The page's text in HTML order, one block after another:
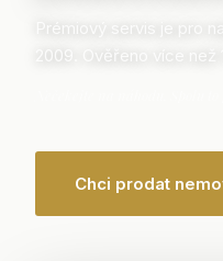
Prémiový servis je pro
2009. Ověřeno více než
Chci prodat